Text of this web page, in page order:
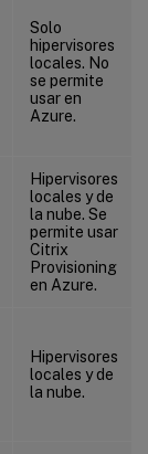
Solo
hipervisores
locales. No
se permite
usar en
Azure.
Hipervisores
locales y de
la nube. Se
permite usar
Citrix
Provisioning
en Azure.
Hipervisores
locales y de
la nube.